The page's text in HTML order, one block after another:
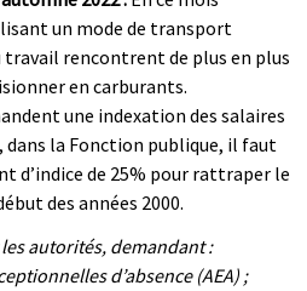
un mode de transport
travail rencontrent de plus en plus
en carburants.
une indexation des salaires
la Fonction publique, il faut
d’indice de 25% pour rattraper le
des années 2000.
les autorités, demandant :
d’absence (AEA) ;